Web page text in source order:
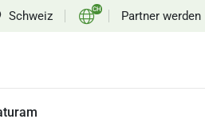
Schweiz CH Partner werden